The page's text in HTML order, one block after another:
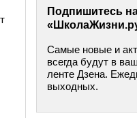
Подпишитесь
Самые новые и
всегда будут в
ленте Дзена.
выходных.